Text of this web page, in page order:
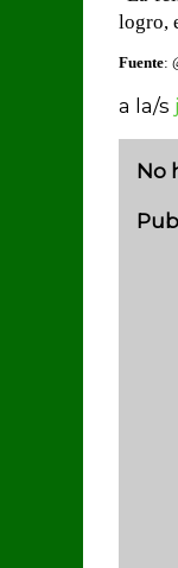
logro,
Fuente:
a la/s
No